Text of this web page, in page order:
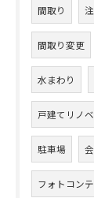
間取り
間取り変更
水まわり
戸建てリノ
駐車場
フォトコン